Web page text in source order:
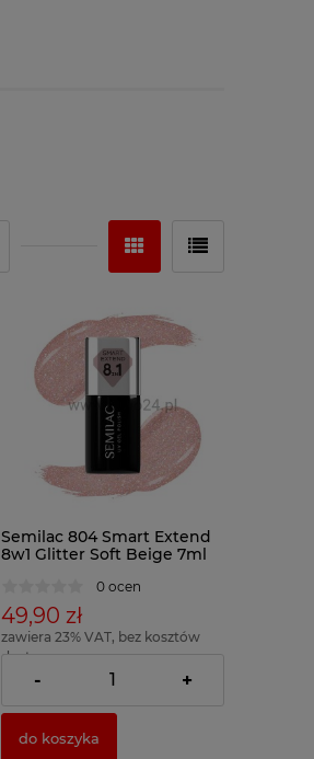
Semilac 804 Smart Extend
8w1 Glitter Soft Beige 7ml
0 ocen
49,90 zł
zawiera 23% VAT, bez kosztów
dostawy
( 1 x 100ml = 712,86 zł )
- +
do koszyka